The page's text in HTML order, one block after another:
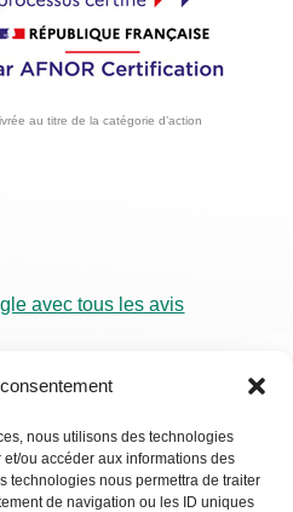
nous utilisons des technologies
ou accéder aux informations des
technologies nous permettra de traiter
de navigation ou les ID uniques
au titre de la catégorie d’action
avec tous les avis